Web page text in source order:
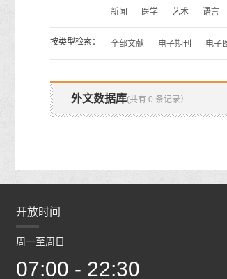
新闻
医学 艺术 语言
按类型检索： 全部文献 电子期刊 电子
外文数据库(共有 0 条记录）
开放时间
周一至周日
07:00 - 22:30